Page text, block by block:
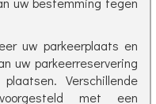
uw parkeerplaats en
uw parkeerreservering
Verschillende
met een